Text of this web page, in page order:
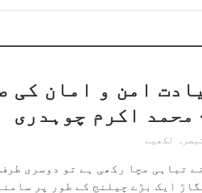
امن و امان کی
محمد اکرم چوہدری
لکھیے
نے تباہی مچا رکھی ہے تو دوسری
ایک بڑے چیلنج کے طور پر